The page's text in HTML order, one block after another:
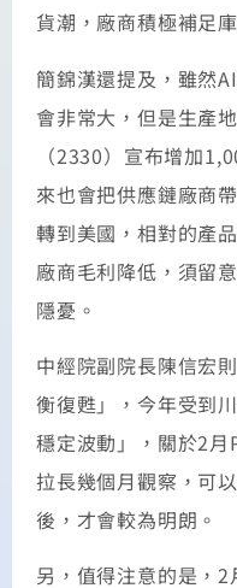
貨潮，廠商積極補足
簡錦漢還提及，雖然
會非常大，但是生產
（2330）宣布增加
來也會把供應鏈廠商
轉到美國，相對的產
廠商毛利降低，須留
隱憂。
中經院副院長陳信宏
衡復甦」，今年受到
穩定波動」，關於2
拉長幾個月觀察，可
後，才會較為明朗。
另，值得注意的是，